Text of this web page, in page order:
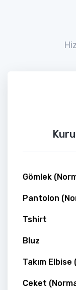
Gömlek
Pantolon
Tshirt
Bluz
Takım
Ceket